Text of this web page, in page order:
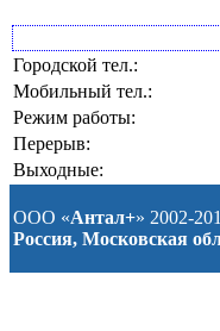
Городской тел.:
Мобильный тел.:
Режим работы:
Перерыв:
Выходные:
ООО «Антал+» 2002-
Россия, Московская